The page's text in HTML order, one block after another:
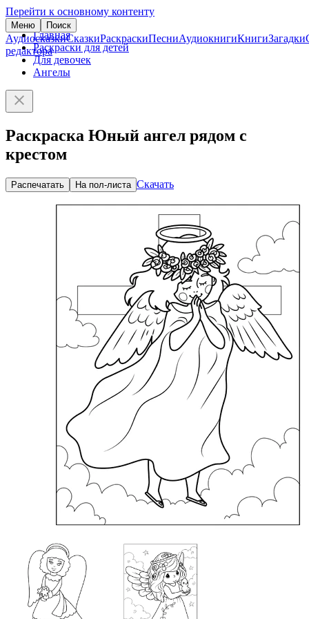
Перейти к основному контенту
Меню Поиск
АудиосказкиСказкиРаскраскиПесниАудиокнигиКнигиЗагадки
редактора
Главная
Раскраски для детей
Для девочек
Ангелы
Раскраска Юный ангел рядом с
крестом
Распечатать На пол-листа Скачать